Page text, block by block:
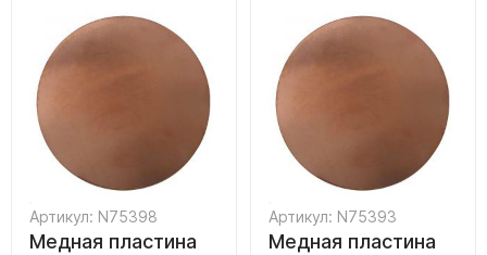
Артикул: N75398
Медная пластина
Артикул: N75393
Медная пластина